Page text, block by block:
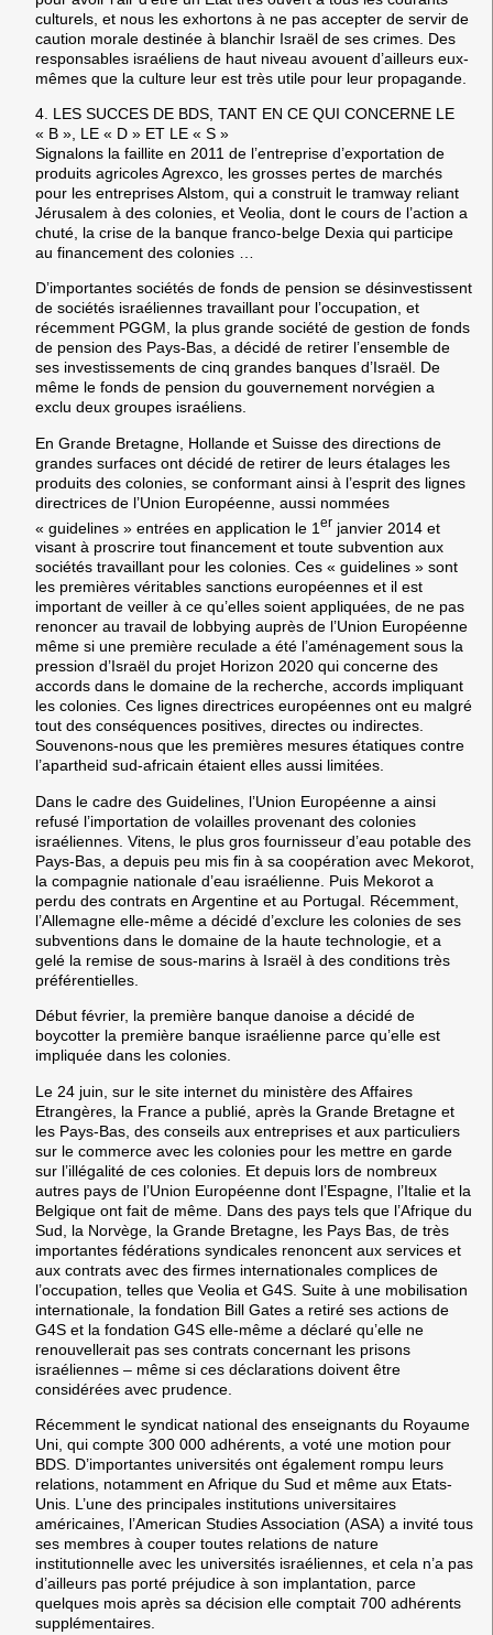
culturels, et nous les exhortons à ne pas accepter de servir de
caution morale destinée à blanchir Israël de ses crimes. Des
responsables israéliens de haut niveau avouent d’ailleurs eux-
mêmes que la culture leur est très utile pour leur propagande.
4. LES SUCCES DE BDS, TANT EN CE QUI CONCERNE LE
« B », LE « D » ET LE « S »
Signalons la faillite en 2011 de l’entreprise d’exportation de
produits agricoles Agrexco, les grosses pertes de marchés
pour les entreprises Alstom, qui a construit le tramway reliant
Jérusalem à des colonies, et Veolia, dont le cours de l’action a
chuté, la crise de la banque franco-belge Dexia qui participe
au financement des colonies …
D’importantes sociétés de fonds de pension se désinvestissent
de sociétés israéliennes travaillant pour l’occupation, et
récemment PGGM, la plus grande société de gestion de fonds
de pension des Pays-Bas, a décidé de retirer l’ensemble de
ses investissements de cinq grandes banques d’Israël. De
même le fonds de pension du gouvernement norvégien a
exclu deux groupes israéliens.
En Grande Bretagne, Hollande et Suisse des directions de
grandes surfaces ont décidé de retirer de leurs étalages les
produits des colonies, se conformant ainsi à l’esprit des lignes
directrices de l’Union Européenne, aussi nommées
« guidelines » entrées en application le 1 er janvier 2014 et
visant à proscrire tout financement et toute subvention aux
sociétés travaillant pour les colonies. Ces « guidelines » sont
les premières véritables sanctions européennes et il est
important de veiller à ce qu’elles soient appliquées, de ne pas
renoncer au travail de lobbying auprès de l’Union Européenne
même si une première reculade a été l’aménagement sous la
pression d’Israël du projet Horizon 2020 qui concerne des
accords dans le domaine de la recherche, accords impliquant
les colonies. Ces lignes directrices européennes ont eu malgré
tout des conséquences positives, directes ou indirectes.
Souvenons-nous que les premières mesures étatiques contre
l’apartheid sud-africain étaient elles aussi limitées.
Dans le cadre des Guidelines, l’Union Européenne a ainsi
refusé l’importation de volailles provenant des colonies
israéliennes. Vitens, le plus gros fournisseur d’eau potable des
Pays-Bas, a depuis peu mis fin à sa coopération avec Mekorot,
la compagnie nationale d’eau israélienne. Puis Mekorot a
perdu des contrats en Argentine et au Portugal. Récemment,
l’Allemagne elle-même a décidé d’exclure les colonies de ses
subventions dans le domaine de la haute technologie, et a
gelé la remise de sous-marins à Israël à des conditions très
préférentielles.
Début février, la première banque danoise a décidé de
boycotter la première banque israélienne parce qu’elle est
impliquée dans les colonies.
Le 24 juin, sur le site internet du ministère des Affaires
Etrangères, la France a publié, après la Grande Bretagne et
les Pays-Bas, des conseils aux entreprises et aux particuliers
sur le commerce avec les colonies pour les mettre en garde
sur l’illégalité de ces colonies. Et depuis lors de nombreux
autres pays de l’Union Européenne dont l’Espagne, l’Italie et la
Belgique ont fait de même. Dans des pays tels que l’Afrique du
Sud, la Norvège, la Grande Bretagne, les Pays Bas, de très
importantes fédérations syndicales renoncent aux services et
aux contrats avec des firmes internationales complices de
l’occupation, telles que Veolia et G4S. Suite à une mobilisation
internationale, la fondation Bill Gates a retiré ses actions de
G4S et la fondation G4S elle-même a déclaré qu’elle ne
renouvellerait pas ses contrats concernant les prisons
israéliennes – même si ces déclarations doivent être
considérées avec prudence.
Récemment le syndicat national des enseignants du Royaume
Uni, qui compte 300 000 adhérents, a voté une motion pour
BDS. D’importantes universités ont également rompu leurs
relations, notamment en Afrique du Sud et même aux Etats-
Unis. L’une des principales institutions universitaires
américaines, l’American Studies Association (ASA) a invité tous
ses membres à couper toutes relations de nature
institutionnelle avec les universités israéliennes, et cela n’a pas
d’ailleurs pas porté préjudice à son implantation, parce
quelques mois après sa décision elle comptait 700 adhérents
supplémentaires.